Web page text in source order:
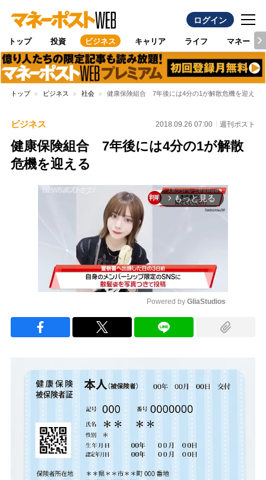
ログイン
トップ 投資 ビジネス キャリア ライフ マネー
トップ ビジネス 社会 健康保険組合 7年後には4分の1が解散危機を迎える
ビジネス 2018.09.26 07:00 週刊ポスト
健康保険組合 7年後には4分の1が解散
危機を迎える
arrow_forward_ios もっと見る
Powered by GliaStudios